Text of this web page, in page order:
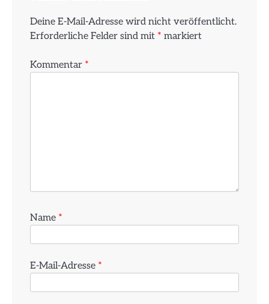
Deine E-Mail-Adresse wird nicht veröffentlicht.
Erforderliche Felder sind mit * markiert
Kommentar *
Name *
E-Mail-Adresse *